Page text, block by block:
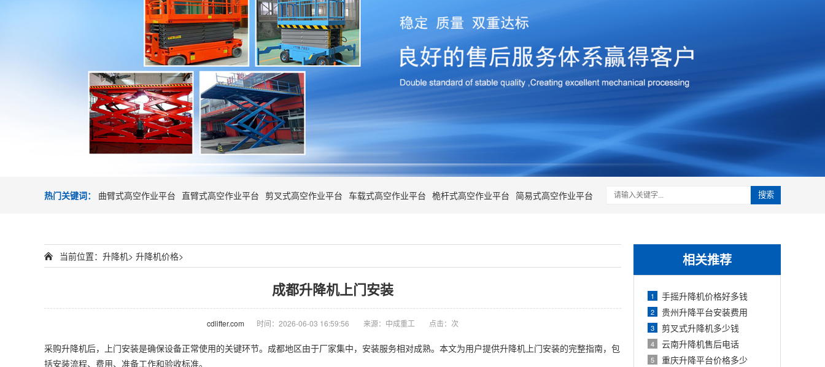
热门关键词： 曲臂式高空作业平台 直臂式高空作业平台 剪叉式高空作业平台 车载式高空作业平台 桅杆式高空作业平台 简易式高空作业平台 搜索
相关推荐
1 手摇升降机价格好多钱
2 贵州升降平台安装费用
3 剪叉式升降机多少钱
4 云南升降机售后电话
5 重庆升降平台价格多少
当前位置： 升降机> 升降机价格>
成都升降机上门安装
cdlifter.com 时间：2026-06-03 16:59:56 来源：中成重工 点击： 次
采购升降机后，上门安装是确保设备正常使用的关键环节。成都地区由于厂家集中，安装服务相对成熟。本文为用户提供升降机上门安装的完整指南，包
括安装流程、费用、准备工作和验收标准。